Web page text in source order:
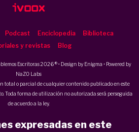
Podcast Enciclopedia
Biblioteca
y revistas
Blog
Escritoras 2026 ® • Design by Enigma • Powered by
NaZO Labs
total o parcial de cualquier contenido publicado en este
Toda forma de utilización no autorizada será perseguida
de acuerdo a la ley.
expresadas en este